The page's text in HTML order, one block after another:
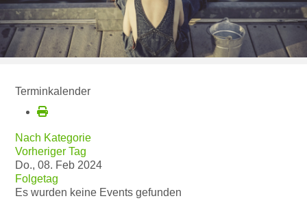
Terminkalender
Nach Kategorie
Vorheriger Tag
Do., 08. Feb 2024
Folgetag
Es wurden keine Events gefunden